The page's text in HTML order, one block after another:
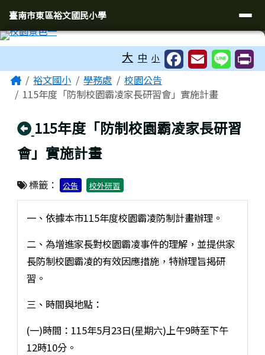
臺南市東區裕文國民小學
導覽列
臺南市東區裕文國民小學
大 中 小
主內容區域
Home裕文國小 學務處
校園公告
115年度「防制校園霸凌家長研習會」實施計畫
回上頁
115年度「防制校園霸凌家長研習
會」實施計畫
標籤： 公告 校外研習
一、依據本市115年度校園霸凌防制計畫辦理。
二、為增進家長對校園霸凌事件的理解，並提供家
長防制校園霸凌的有效因應措施，特辦理旨揭研
習。
三、時間與地點：
(一)時間：115年5月23日(星期六)上午9時至下午
12時10分。
頁尾區域